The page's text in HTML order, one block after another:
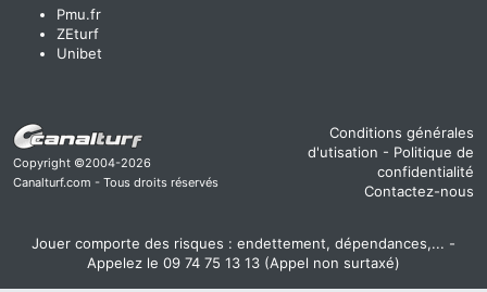
Pmu.fr
ZEturf
Unibet
Copyright ©2004-2026
Canalturf.com - Tous droits réservés
Conditions générales
d'utisation - Politique de
confidentialité
Contactez-nous
Jouer comporte des risques : endettement, dépendances,... -
Appelez le 09 74 75 13 13 (Appel non surtaxé)